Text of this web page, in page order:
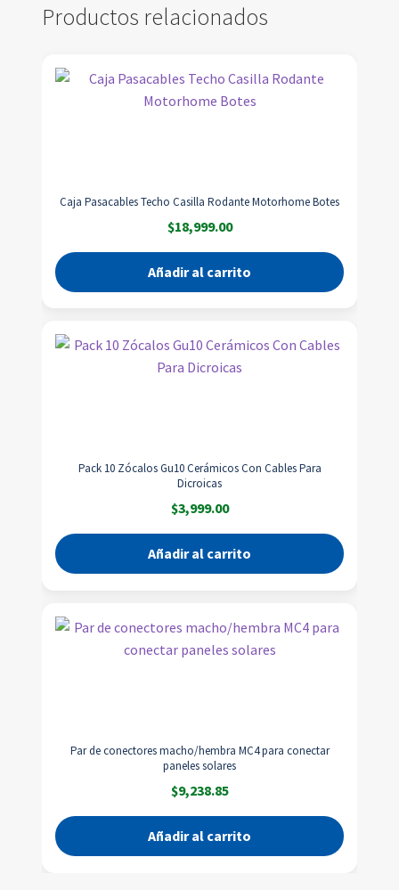
Productos relacionados
Caja Pasacables Techo Casilla Rodante Motorhome Botes
$18,999.00
Añadir al carrito
Pack 10 Zócalos Gu10 Cerámicos Con Cables Para
Dicroicas
$3,999.00
Añadir al carrito
Par de conectores macho/hembra MC4 para conectar
paneles solares
$9,238.85
Añadir al carrito